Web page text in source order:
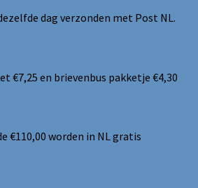
dag verzonden met Post NL.
€7,25 en brievenbus pakketje €4,30
€110,00 worden in NL gratis